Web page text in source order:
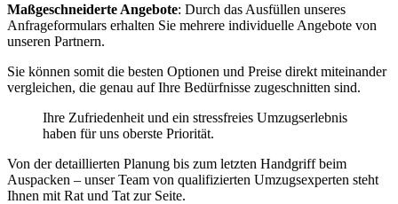
Maßgeschneiderte Angebote: Durch das Ausfüllen unseres
Anfrageformulars erhalten Sie mehrere individuelle Angebote von
unseren Partnern.
Sie können somit die besten Optionen und Preise direkt miteinander
vergleichen, die genau auf Ihre Bedürfnisse zugeschnitten sind.
Ihre Zufriedenheit und ein stressfreies Umzugserlebnis
haben für uns oberste Priorität.
Von der detaillierten Planung bis zum letzten Handgriff beim
Auspacken – unser Team von qualifizierten Umzugsexperten steht
Ihnen mit Rat und Tat zur Seite.